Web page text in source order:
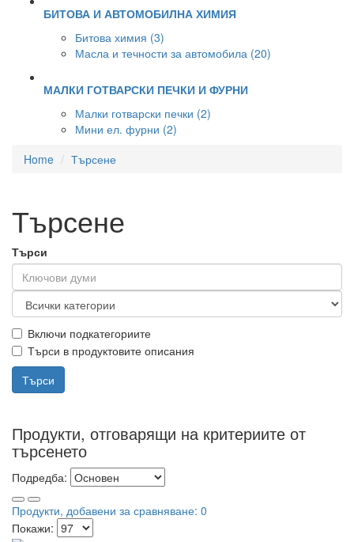
БИТОВА И АВТОМОБИЛНА ХИМИЯ
Битова химия (3)
Масла и течности за автомобила (20)
МАЛКИ ГОТВАРСКИ ПЕЧКИ И ФУРНИ
Малки готварски печки (2)
Мини ел. фурни (2)
Home
Търсене
Търсене
Търси
Включи подкатегориите
Търси в продуктовите описания
Продукти, отговарящи на критериите от
търсенето
Подредба:
Продукти, добавени за сравняване: 0
Покажи: